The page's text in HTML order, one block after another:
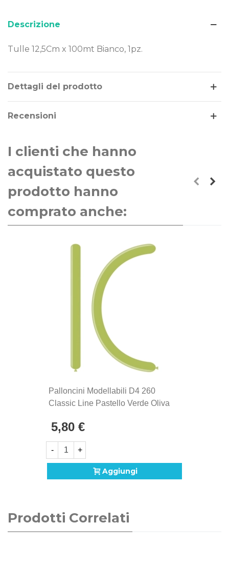
Descrizione
Tulle 12,5Cm x 100mt Bianco, 1pz.
Dettagli del prodotto
Recensioni
I clienti che hanno
acquistato questo
prodotto hanno
comprato anche:
Palloncini Modellabili D4 260
Classic Line Pastello Verde Oliva
5,80 €
- +
Aggiungi
Prodotti Correlati